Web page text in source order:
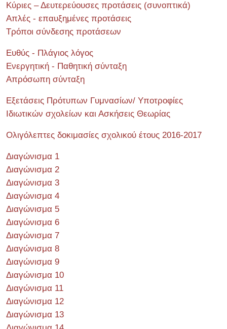
Κύριες – Δευτερεύουσες προτάσεις (συνοπτικά)
Απλές - επαυξημένες προτάσεις
Τρόποι σύνδεσης προτάσεων
Ευθύς - Πλάγιος λόγος
Ενεργητική - Παθητική σύνταξη
Απρόσωπη σύνταξη
Εξετάσεις Πρότυπων Γυμνασίων/ Υποτροφίες
Ιδιωτικών σχολείων και Ασκήσεις Θεωρίας
Ολιγόλεπτες δοκιμασίες σχολικού έτους 2016-2017
Διαγώνισμα 1
Διαγώνισμα 2
Διαγώνισμα 3
Διαγώνισμα 4
Διαγώνισμα 5
Διαγώνισμα 6
Διαγώνισμα 7
Διαγώνισμα 8
Διαγώνισμα 9
Διαγώνισμα 10
Διαγώνισμα 11
Διαγώνισμα 12
Διαγώνισμα 13